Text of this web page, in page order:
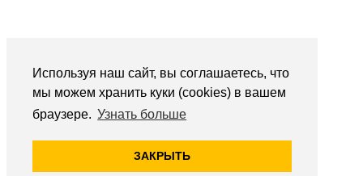
Используя наш сайт, вы соглашаетесь, что
мы можем хранить куки (cookies) в вашем
браузере. Узнать больше
ЗАКРЫТЬ